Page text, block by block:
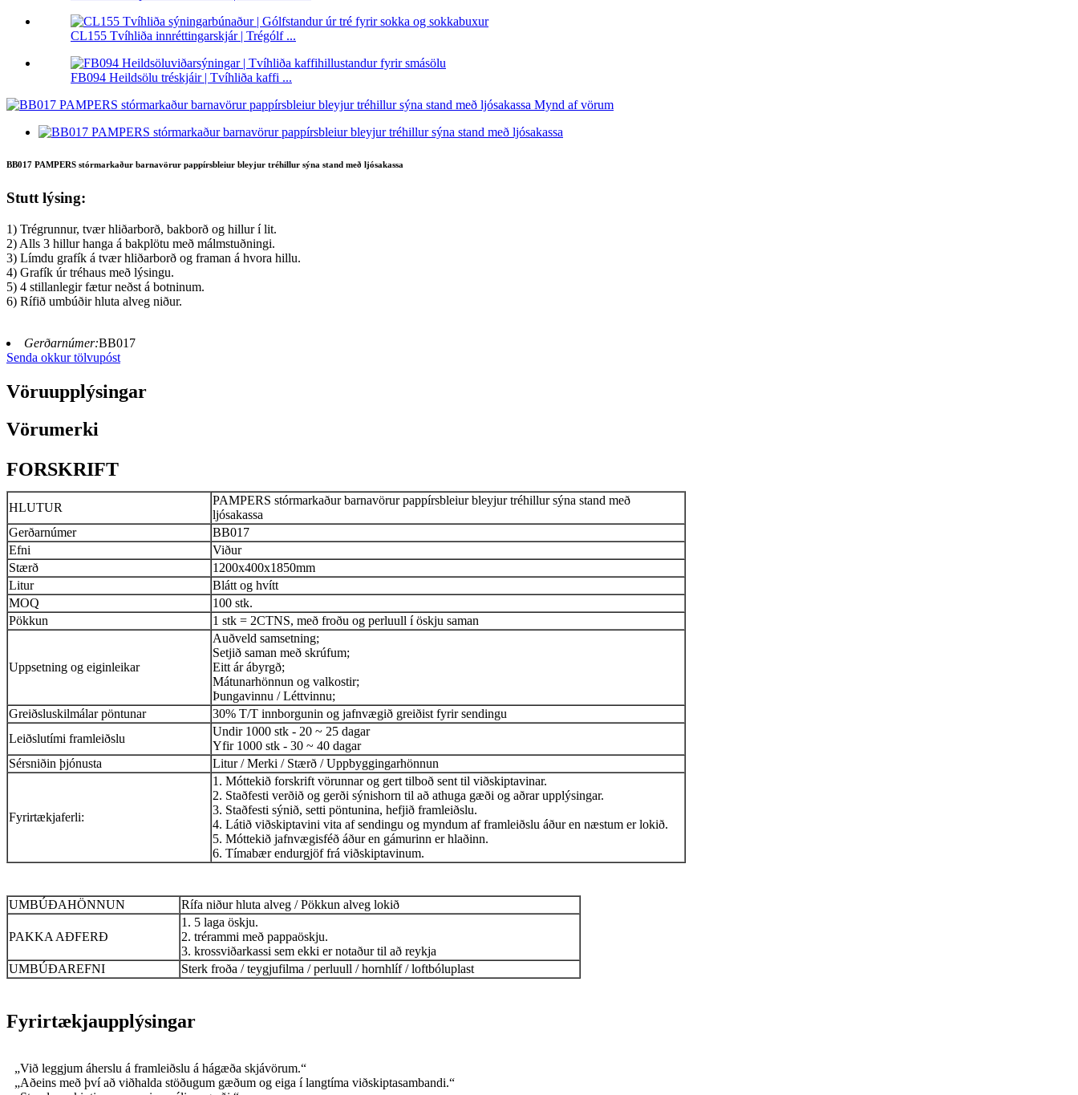
CL155 Tvíhliða innréttingarskjár | Trégólf ...
FB094 Heildsölu tréskjáir | Tvíhliða kaffi ...
BB017 PAMPERS stórmarkaður barnavörur pappírsbleiur bleyjur tréhillur sýna stand með ljósakassa
Stutt lýsing:
1) Trégrunnur, tvær hliðarborð, bakborð og hillur í lit.
2) Alls 3 hillur hanga á bakplötu með málmstuðningi.
3) Límdu grafík á tvær hliðarborð og framan á hvora hillu.
4) Grafík úr tréhaus með lýsingu.
5) 4 stillanlegir fætur neðst á botninum.
6) Rífið umbúðir hluta alveg niður.
Gerðarnúmer:BB017
Senda okkur tölvupóst
Vöruupplýsingar
Vörumerki
FORSKRIFT
HLUTUR
PAMPERS stórmarkaður barnavörur pappírsbleiur bleyjur tréhillur sýna stand með
ljósakassa
Gerðarnúmer
BB017
Efni
Viður
Stærð
1200x400x1850mm
Litur
Blátt og hvítt
MOQ
100 stk.
Pökkun
1 stk = 2CTNS, með froðu og perluull í öskju saman
Uppsetning og eiginleikar
Auðveld samsetning;
Setjið saman með skrúfum;
Eitt ár ábyrgð;
Mátunarhönnun og valkostir;
Þungavinnu / Léttvinnu;
Greiðsluskilmálar pöntunar
30% T/T innborgunin og jafnvægið greiðist fyrir sendingu
Leiðslutími framleiðslu
Undir 1000 stk - 20 ~ 25 dagar
Yfir 1000 stk - 30 ~ 40 dagar
Sérsniðin þjónusta
Litur / Merki / Stærð / Uppbyggingarhönnun
Fyrirtækjaferli:
1. Móttekið forskrift vörunnar og gert tilboð sent til viðskiptavinar.
2. Staðfesti verðið og gerði sýnishorn til að athuga gæði og aðrar upplýsingar.
3. Staðfesti sýnið, setti pöntunina, hefjið framleiðslu.
4. Látið viðskiptavini vita af sendingu og myndum af framleiðslu áður en næstum er lokið.
5. Móttekið jafnvægisféð áður en gámurinn er hlaðinn.
6. Tímabær endurgjöf frá viðskiptavinum.
UMBÚÐAHÖNNUN Rífa niður hluta alveg / Pökkun alveg lokið
PAKKA AÐFERÐ
1. 5 laga öskju.
2. trérammi með pappaöskju.
3. krossviðarkassi sem ekki er notaður til að reykja
UMBÚÐAREFNI
Sterk froða / teygjufilma / perluull / hornhlíf / loftbóluplast
Fyrirtækjaupplýsingar
„Við leggjum áherslu á framleiðslu á hágæða skjávörum.“
„Aðeins með því að viðhalda stöðugum gæðum og eiga í langtíma viðskiptasambandi.“